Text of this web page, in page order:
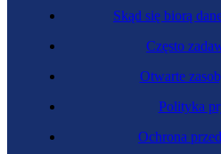
Skąd się biorą
Często
Otwarte
Polityka
Ochrona